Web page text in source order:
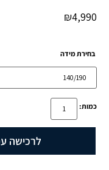
₪4,990
בחירת מידה
כמות:
לרכישה